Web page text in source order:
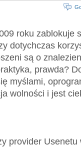
roku zablokuje
dotychczas
są o
prawda?
myślami,
wolności i jest
provider